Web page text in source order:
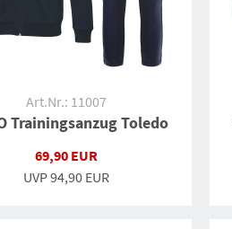
Art.Nr.: 11007
Trainingsanzug Toledo
69,90 EUR
UVP94,90 EUR